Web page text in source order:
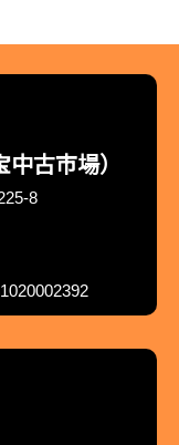
古市場）
8